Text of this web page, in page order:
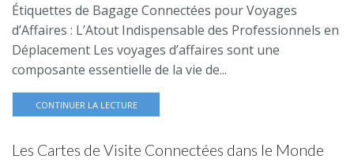
Étiquettes de Bagage Connectées pour Voyages
d’Affaires : L’Atout Indispensable des Professionnels en
Déplacement Les voyages d’affaires sont une
composante essentielle de la vie de...
CONTINUER LA LECTURE
Les Cartes de Visite Connectées dans le Monde